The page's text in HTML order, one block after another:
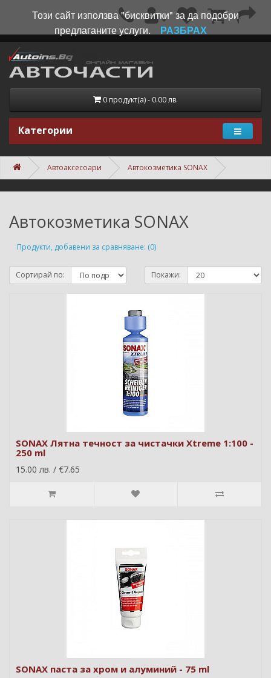
0 продукт(а) - 0.00 лв.
Категории
Автоаксесоари Автокозметика SONAX
Автокозметика SONAX
Продукти, добавени за сравняване: (0)
Сортирай по: Покажи:
SONAX Лятна течност за чистачки Xtreme 1:100 -
250 ml
15.00 лв. / €7.65
SONAX паста за хром и алуминий - 75 ml
Този сайт използва "бисквитки" за да подобри
предлаганите услуги.
РАЗБРАХ